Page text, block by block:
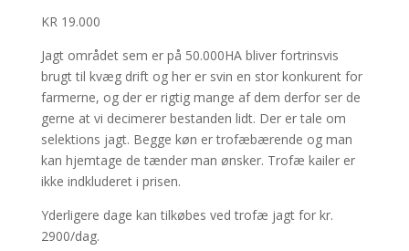
KR 19.000
Jagt området sem er på 50.000HA bliver fortrinsvis
brugt til kvæg drift og her er svin en stor konkurent for
farmerne, og der er rigtig mange af dem derfor ser de
gerne at vi decimerer bestanden lidt. Der er tale om
selektions jagt. Begge køn er trofæbærende og man
kan hjemtage de tænder man ønsker. Trofæ kailer er
ikke indkluderet i prisen.
Yderligere dage kan tilkøbes ved trofæ jagt for kr.
2900/dag.